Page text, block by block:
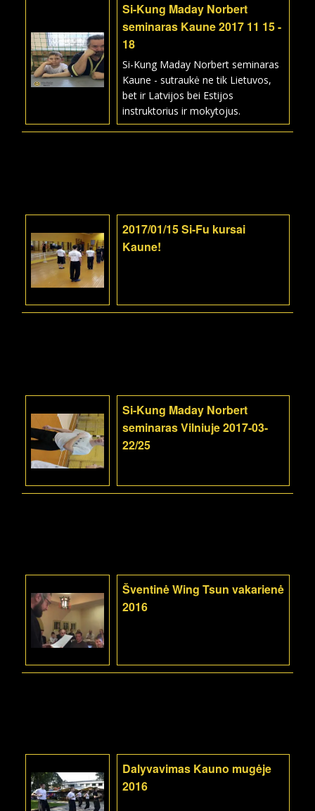
Si-Kung Maday Norbert
seminaras Kaune 2017 11 15 -
18
Si-Kung Maday Norbert seminaras
Kaune - sutraukė ne tik Lietuvos,
bet ir Latvijos bei Estijos
instruktorius ir mokytojus.
2017/01/15 Si-Fu kursai
Kaune!
Si-Kung Maday Norbert
seminaras Vilniuje 2017-03-
22/25
Šventinė Wing Tsun vakarienė
2016
Dalyvavimas Kauno mugėje
2016